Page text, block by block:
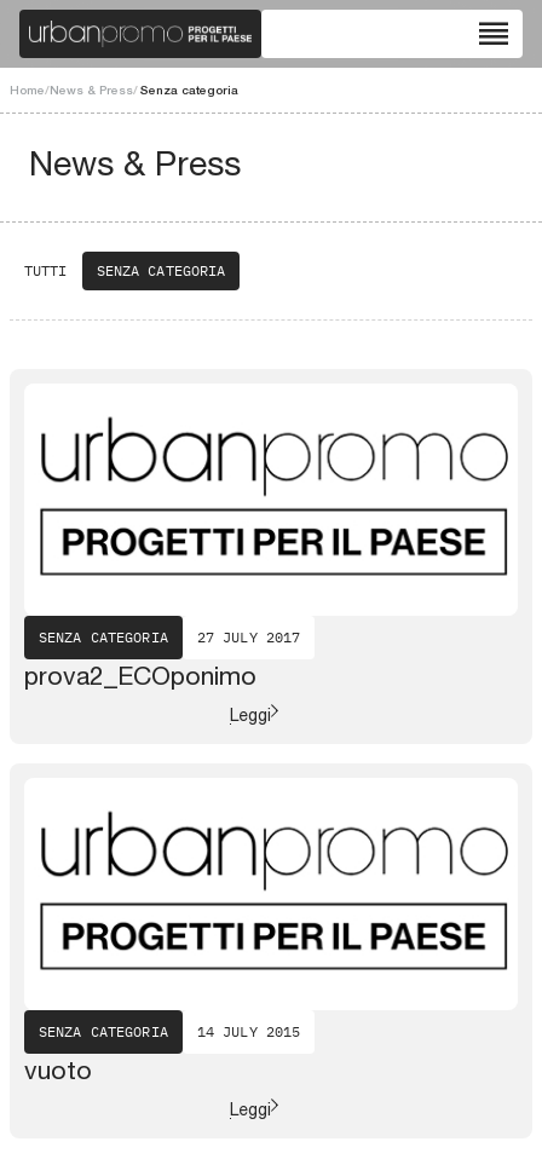
reorder
Home/News & Press/Senza categoria
News & Press
TUTTI SENZA CATEGORIA
SENZA CATEGORIA 27 JULY 2017
prova2_ECOponimo
Leggi
SENZA CATEGORIA 14 JULY 2015
vuoto
Leggi